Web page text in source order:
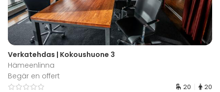
Verkatehdas | Kokoushuone 3
Hämeenlinna
Begär en offert
20 20